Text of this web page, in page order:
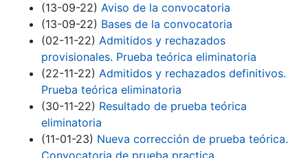
Show/Hide
(13-09-22) Aviso de la convocatoria
(13-09-22) Bases de la convocatoria
(02-11-22) Admitidos y rechazados
provisionales. Prueba teórica eliminatoria
(22-11-22) Admitidos y rechazados definitivos.
Prueba teórica eliminatoria
(30-11-22) Resultado de prueba teórica
eliminatoria
(11-01-23) Nueva corrección de prueba teórica.